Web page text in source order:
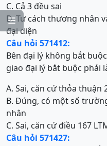

C. Cả 3 đều sai
D. Tư cách thương nhân
đại diện
Câu hỏi 571412:
Bên đại lý không bắt
giao đại lý bắt buộc phải
A. Sai, căn cứ thỏa thuận
B. Đúng, có một số
nhân
C. Sai, căn cứ điều 167
Câu hỏi 571427: